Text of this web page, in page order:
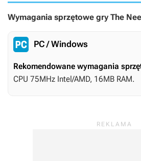
Wymagania sprzętowe gry The
PC / Windows
Rekomendowane wymagania
CPU 75MHz Intel/AMD, 16MB RAM.